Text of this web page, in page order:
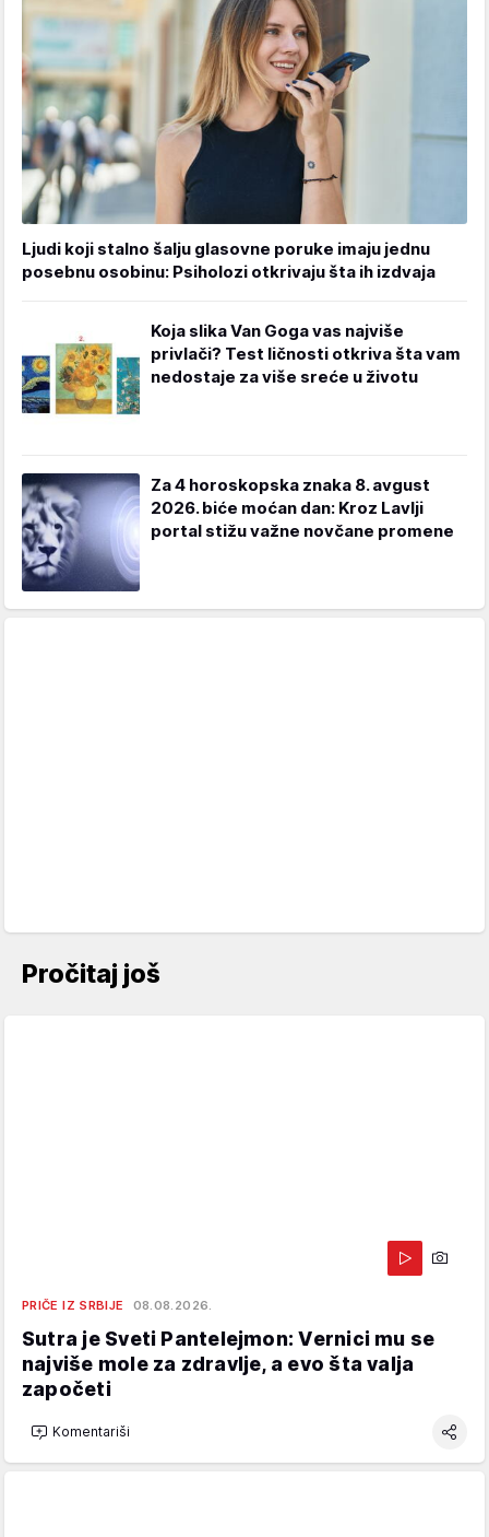
Ljudi koji stalno šalju glasovne poruke imaju jednu
posebnu osobinu: Psiholozi otkrivaju šta ih izdvaja
Koja slika Van Goga vas najviše
privlači? Test ličnosti otkriva šta vam
nedostaje za više sreće u životu
Za 4 horoskopska znaka 8. avgust
2026. biće moćan dan: Kroz Lavlji
portal stižu važne novčane promene
Pročitaj još
PRIČE IZ SRBIJE 08.08.2026.
Sutra je Sveti Pantelejmon: Vernici mu se
najviše mole za zdravlje, a evo šta valja
započeti
Komentariši